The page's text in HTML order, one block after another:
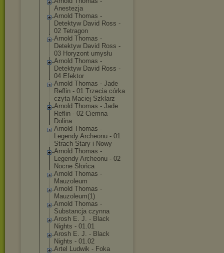
Anestezja
Arnold Thomas -
Detektyw David Ross -
02 Tetragon
Arnold Thomas -
Detektyw David Ross -
03 Horyzont umysłu
Arnold Thomas -
Detektyw David Ross -
04 Efektor
Arnold Thomas - Jade
Reflin - 01 Trzecia córka
czyta Maciej Szklarz
Arnold Thomas - Jade
Reflin - 02 Ciemna
Dolina
Arnold Thomas -
Legendy Archeonu - 01
Strach Stary i Nowy
Arnold Thomas -
Legendy Archeonu - 02
Nocne Słońca
Arnold Thomas -
Mauzoleum
Arnold Thomas -
Mauzoleum(1)
Arnold Thomas -
Substancja czynna
Arosh E. J. - Black
Nights - 01.01
Arosh E. J. - Black
Nights - 01.02
Artel Ludwik - Foka